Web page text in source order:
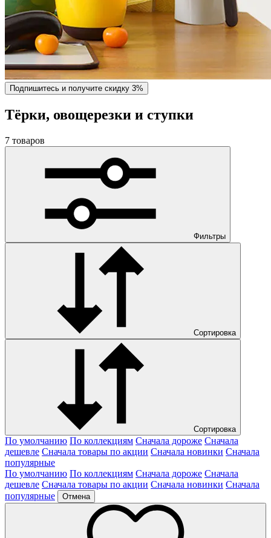
Подпишитесь и получите скидку 3%
Тёрки, овощерезки и ступки
7 товаров
Фильтры
Сортировка
Сортировка
По умолчанию По коллекциям Сначала дороже Сначала
дешевле Сначала товары по акции Сначала новинки Сначала
популярные
По умолчанию По коллекциям Сначала дороже Сначала
дешевле Сначала товары по акции Сначала новинки Сначала
популярные
Отмена